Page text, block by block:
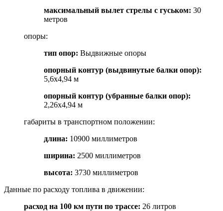
максимальный вылет стрелы с гуськом: 30
метров
опоры:
тип опор: Выдвижные опоры
опорный контур (выдвинутые балки опор):
5,6х4,94 м
опорный контур (убранные балки опор):
2,26х4,94 м
габариты в транспортном положении:
длина: 10900 миллиметров
ширина: 2500 миллиметров
высота: 3730 миллиметров
Данные по расходу топлива в движении:
расход на 100 км пути по трассе: 26 литров